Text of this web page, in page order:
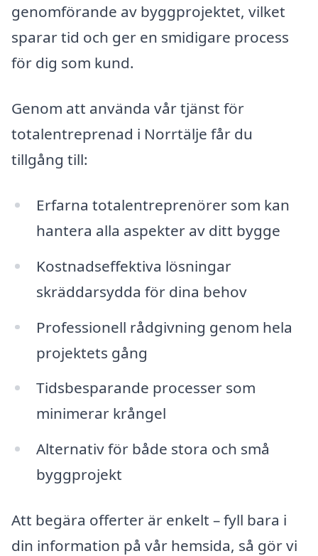
genomförande av byggprojektet, vilket
sparar tid och ger en smidigare process
för dig som kund.
Genom att använda vår tjänst för
totalentreprenad i Norrtälje får du
tillgång till:
Erfarna totalentreprenörer som kan
hantera alla aspekter av ditt bygge
Kostnadseffektiva lösningar
skräddarsydda för dina behov
Professionell rådgivning genom hela
projektets gång
Tidsbesparande processer som
minimerar krångel
Alternativ för både stora och små
byggprojekt
Att begära offerter är enkelt – fyll bara i
din information på vår hemsida, så gör vi